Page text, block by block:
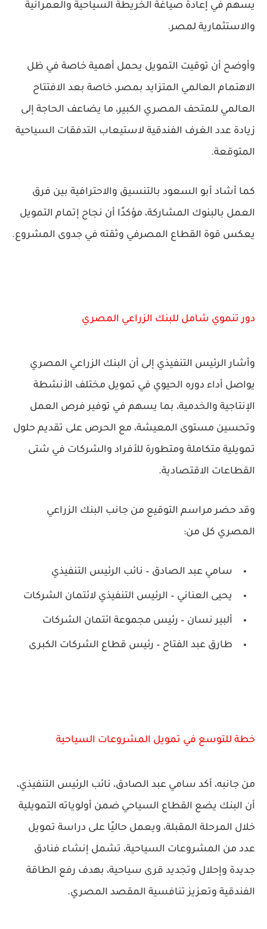
يسهم في إعادة صياغة الخريطة السياحية والعمرانية
والاستثمارية لمصر.
وأوضح أن توقيت التمويل يحمل أهمية خاصة في ظل
الاهتمام العالمي المتزايد بمصر، خاصة بعد الافتتاح
العالمي للمتحف المصري الكبير، ما يضاعف الحاجة إلى
زيادة عدد الغرف الفندقية لاستيعاب التدفقات السياحية
المتوقعة.
كما أشاد أبو السعود بالتنسيق والاحترافية بين فرق
العمل بالبنوك المشاركة، مؤكدًا أن نجاح إتمام التمويل
يعكس قوة القطاع المصرفي وثقته في جدوى المشروع.
دور تنموي شامل للبنك الزراعي المصري
وأشار الرئيس التنفيذي إلى أن البنك الزراعي المصري
يواصل أداء دوره الحيوي في تمويل مختلف الأنشطة
الإنتاجية والخدمية، بما يسهم في توفير فرص العمل
وتحسين مستوى المعيشة، مع الحرص على تقديم حلول
تمويلية متكاملة ومتطورة للأفراد والشركات في شتى
القطاعات الاقتصادية.
وقد حضر مراسم التوقيع من جانب البنك الزراعي
المصري كل من:
سامي عبد الصادق – نائب الرئيس التنفيذي
يحيى العناني – الرئيس التنفيذي لائتمان الشركات
ألبير نسان – رئيس مجموعة ائتمان الشركات
طارق عبد الفتاح – رئيس قطاع الشركات الكبرى
خطة للتوسع في تمويل المشروعات السياحية
من جانبه، أكد سامي عبد الصادق، نائب الرئيس التنفيذي،
أن البنك يضع القطاع السياحي ضمن أولوياته التمويلية
خلال المرحلة المقبلة، ويعمل حاليًا على دراسة تمويل
عدد من المشروعات السياحية، تشمل إنشاء فنادق
جديدة وإحلال وتجديد قرى سياحية، بهدف رفع الطاقة
الفندقية وتعزيز تنافسية المقصد المصري.